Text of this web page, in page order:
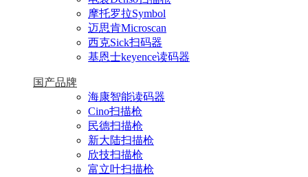
摩托罗拉Symbol
迈思肯Microscan
西克Sick扫码器
基恩士keyence读码器
国产品牌
海康智能读码器
Cino扫描枪
民德扫描枪
新大陆扫描枪
欣技扫描枪
富立叶扫描枪